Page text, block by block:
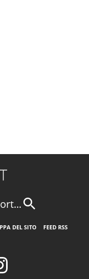
DEL SITO
FEED RSS